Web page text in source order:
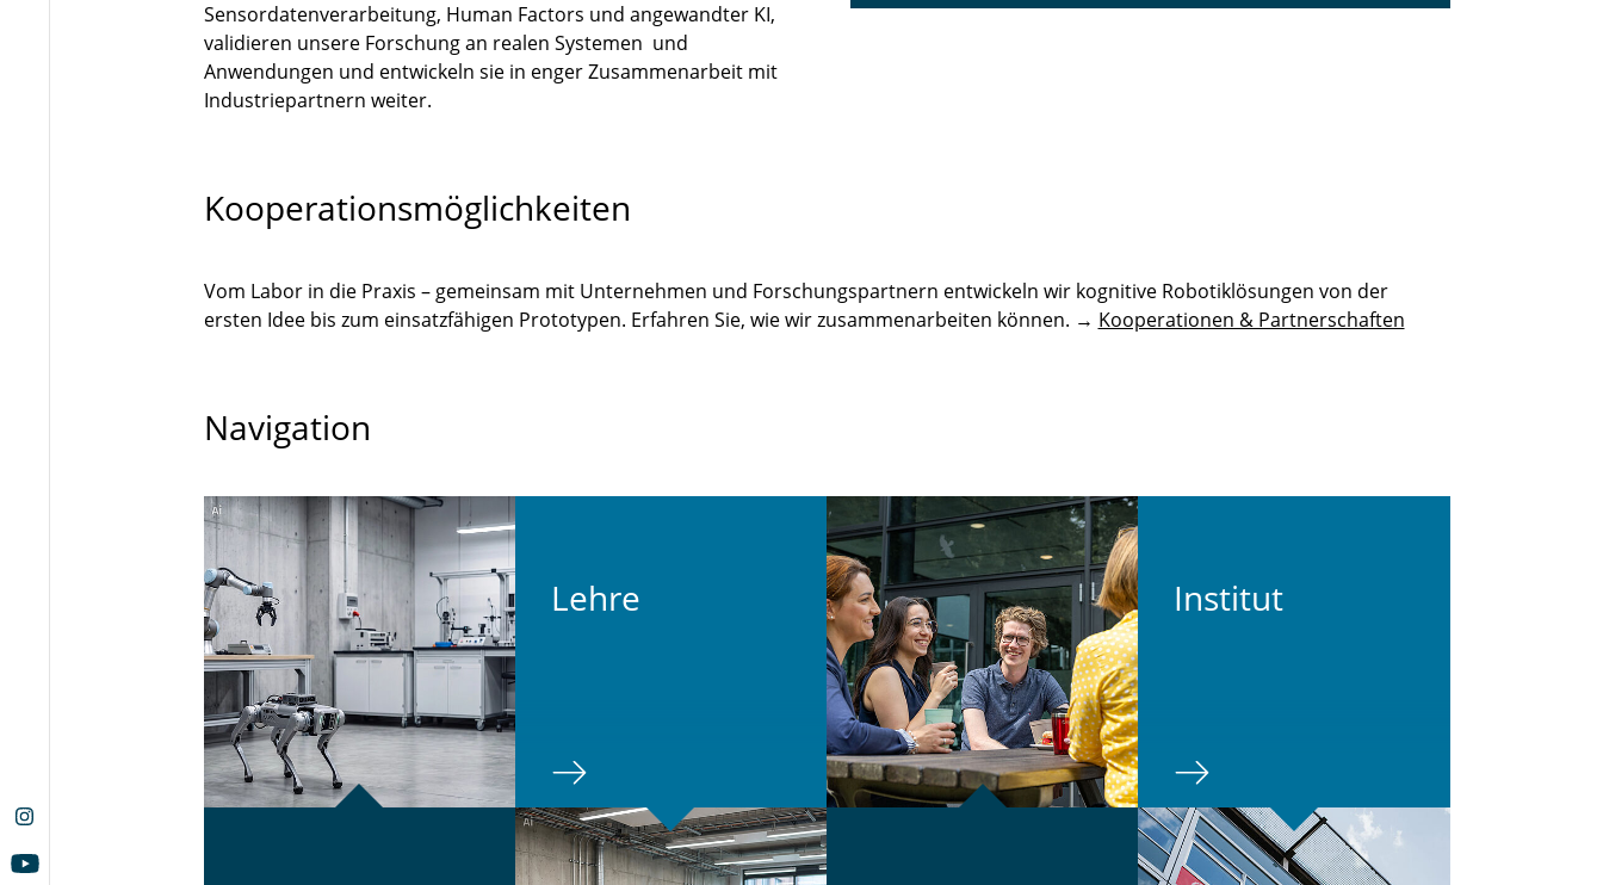
Sensordatenverarbeitung, Human Factors und angewandter KI,
validieren unsere Forschung an realen Systemen und
Anwendungen und entwickeln sie in enger Zusammenarbeit mit
Industriepartnern weiter.
Kooperationsmöglichkeiten
Vom Labor in die Praxis – gemeinsam mit Unternehmen und Forschungspartnern entwickeln wir kognitive Robotiklösungen von der
ersten Idee bis zum einsatzfähigen Prototypen. Erfahren Sie, wie wir zusammenarbeiten können. → Kooperationen & Partnerschaften
Navigation
Lehre In­sti­tut